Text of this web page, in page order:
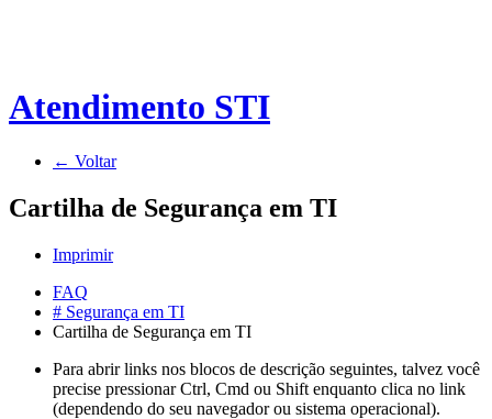
Atendimento STI
← Voltar
Cartilha de Segurança em TI
Imprimir
FAQ
# Segurança em TI
Cartilha de Segurança em TI
Para abrir links nos blocos de descrição seguintes, talvez você
precise pressionar Ctrl, Cmd ou Shift enquanto clica no link
(dependendo do seu navegador ou sistema operacional).